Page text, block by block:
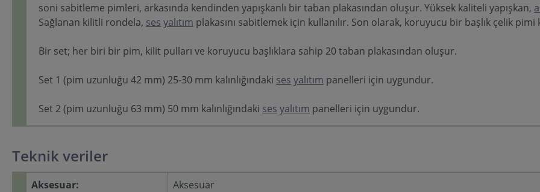
soni sabitleme pimleri, arkasında kendinden yapışkanlı bir taban plakasından oluşur. Yüksek kaliteli yapışkan,
Sağlanan kilitli rondela, ses yalıtım plakasını sabitlemek için kullanılır. Son olarak, koruyucu bir başlık çelik pimi
Bir set; her biri bir pim, kilit pulları ve koruyucu başlıklara sahip 20 taban plakasından oluşur.
Set 1 (pim uzunluğu 42 mm) 25-30 mm kalınlığındaki ses yalıtım panelleri için uygundur.
Set 2 (pim uzunluğu 63 mm) 50 mm kalınlığındaki ses yalıtım panelleri için uygundur.
Teknik veriler
Aksesuar:
Aksesuar